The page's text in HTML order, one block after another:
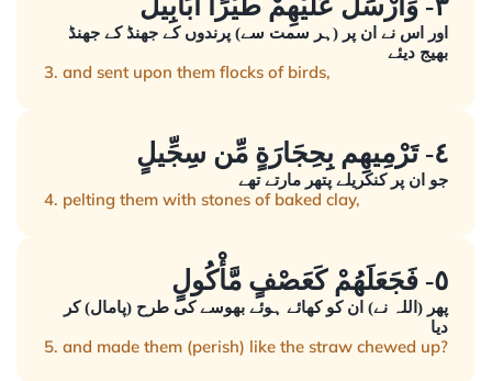
٣- وَأَرْسَلَ عَلَيْهِمْ طَيْرًا أَبَابِيلَ
اور اس نے ان پر (ہر سمت سے) پرندوں کے جھنڈ کے جھنڈ
بھیج دیئے
3. and sent upon them flocks of birds,
٤- تَرْمِيهِم بِحِجَارَةٍ مِّن سِجِّيلٍ
جو ان پر کنکریلے پتھر مارتے تھے
4. pelting them with stones of baked clay,
٥- فَجَعَلَهُمْ كَعَصْفٍ مَّأْكُولٍ
پھر (اللہ نے) ان کو کھائے ہوئے بھوسے کی طرح (پامال) کر
دیا
5. and made them (perish) like the straw chewed up?